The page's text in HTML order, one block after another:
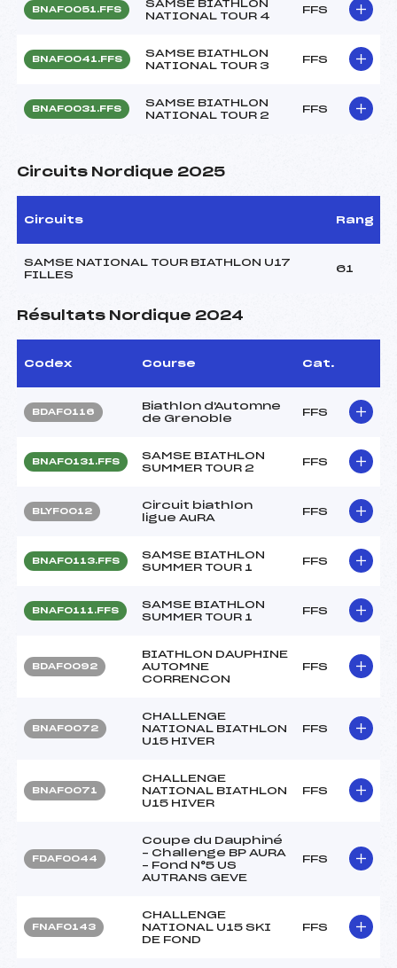
BNAF0051.FFS
SAMSE BIATHLON
NATIONAL TOUR 4
FFS
BNAF0041.FFS
SAMSE BIATHLON
NATIONAL TOUR 3
FFS
BNAF0031.FFS
SAMSE BIATHLON
NATIONAL TOUR 2
FFS
Circuits Nordique 2025
Circuits Rang
SAMSE NATIONAL TOUR BIATHLON U17
FILLES
61
Résultats Nordique 2024
Codex Course Cat.
BDAF0116
Biathlon d'Automne
de Grenoble
FFS
BNAF0131.FFS
SAMSE BIATHLON
SUMMER TOUR 2
FFS
BLYF0012
Circuit biathlon
ligue AuRA
FFS
BNAF0113.FFS
SAMSE BIATHLON
SUMMER TOUR 1
FFS
BNAF0111.FFS
SAMSE BIATHLON
SUMMER TOUR 1
FFS
BDAF0092
BIATHLON DAUPHINE
AUTOMNE
CORRENCON
FFS
BNAF0072
CHALLENGE
NATIONAL BIATHLON
U15 HIVER
FFS
BNAF0071
CHALLENGE
NATIONAL BIATHLON
U15 HIVER
FFS
FDAF0044
Coupe du Dauphiné
– Challenge BP AURA
– Fond N°5 US
AUTRANS GEVE
FFS
FNAF0143
CHALLENGE
NATIONAL U15 SKI
DE FOND
FFS